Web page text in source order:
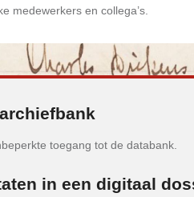
medewerkers en collega’s.
toegang tot de databank.
in een digitaal